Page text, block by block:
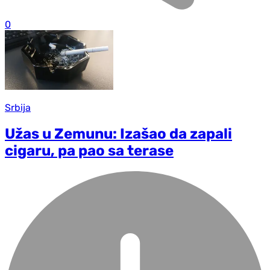
0
Srbija
Užas u Zemunu: Izašao da zapali
cigaru, pa pao sa terase